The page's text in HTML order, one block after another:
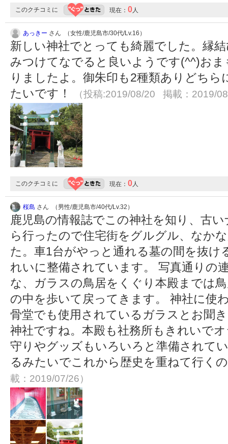
このクチコミに 現在： 0人
あっきー さん （女性/鹿児島市/30代/Lv.16）
新しい神社でとっても綺麗でした。縁
みつけてなでると良いようです(^^)お
りましたよ。御朱印も2種類ありどち
たいです！
（投稿:2019/08/20 掲載：2019/
このクチコミに 現在： 0人
桜島 さん （男性/鹿児島市/40代/Lv.32）
鹿児島の情報誌でこの神社を知り、古
ら行ったので住宅街をグルグル、なか
た。車1台がやっと通れる墓の間を抜け
れいに整備されています。 写真通りの
な、ガラスの鳥居をくぐり本殿までは
の中を歩いて戻ってきます。 神社に使
骨堂でも使用されているガラスとお聞
神社ですね。本殿も社務所もきれいで
守りやグッズもいろいろと準備されて
るみたいでこれから歴史を重ねて行く
載：2019/07/26）